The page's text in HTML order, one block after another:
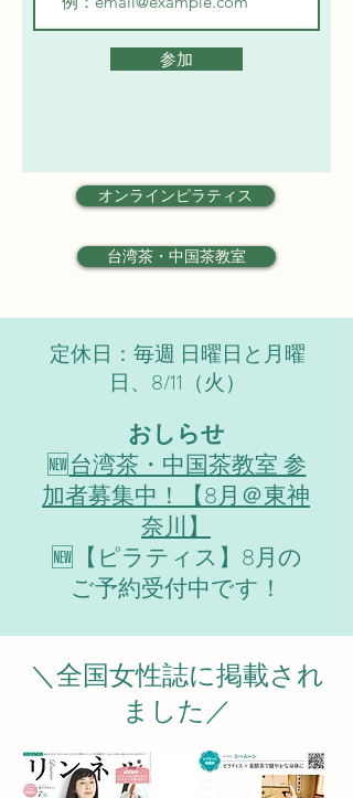
参加
オンラインピラティス
台湾茶・中国茶教室
定休日：毎週 日曜日と月曜
日、8/11（火）
おしらせ
​🆕台湾茶・中国茶教室 参
加者募集中！【8月＠東神
奈川】
🆕【ピラティス】8月の
ご予約受付中です！
＼全国女性誌に掲載され
ました／